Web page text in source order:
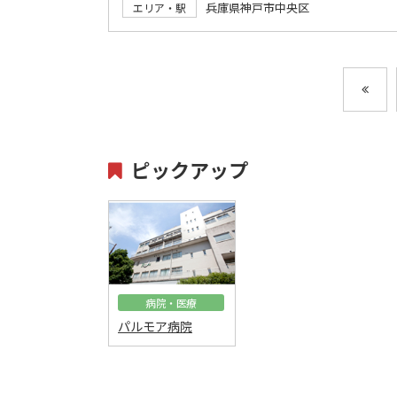
エリア・駅
兵庫県神戸市中央区
ピックアップ
病院・医療
パルモア病院